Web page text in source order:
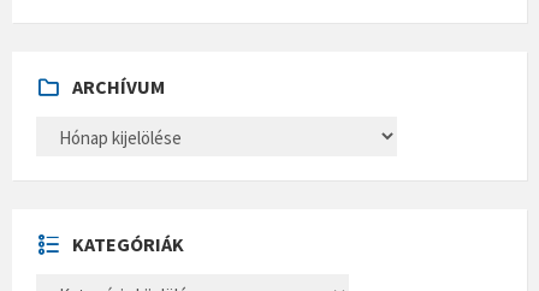
ARCHÍVUM
H
U
M
KATEGÓRIÁK